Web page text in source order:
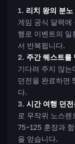
리치 왕의 분
게임 공식 달력
행로 이벤트의 일
서 반복됩니다.
주간 퀘스트를
기다려 주지 않는
던전을 완료하면
다.
시간 여행 던
로 무작위 노스
75~125 훈장과
을 얻습니다.